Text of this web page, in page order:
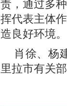
责，通过多
挥代表主体
造良好环境。
肖徐、杨
里拉市有关